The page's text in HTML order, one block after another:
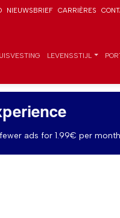
NIEUWSBRIEF CARRIÈRES
LEVENSSTIJL
ads for 1.99€ per